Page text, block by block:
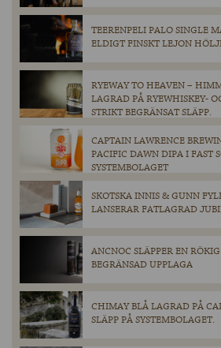
TEERENPELI PALO SINGLE
ELDIGT FINSKT LEJON
RYEWAY TO HEAVEN –
LAGRAD PÅ RYEWHISKEY-
STRIKT BEGRÄNSAT SLÄPP.
CAPTAIN LAWRENCE
PACIFIC DAWN DIPA I FAST
SYSTEMBOLAGET
SKOTSKA INNIS & GUNN
LANSERAR FATLAGRAD
ANCNOC SLÄPPER EN
BEGRÄNSAD UPPLAGA
CHIMAY BLÅ LAGRAD PÅ
SLÄPP PÅ SYSTEMBOLAGET.